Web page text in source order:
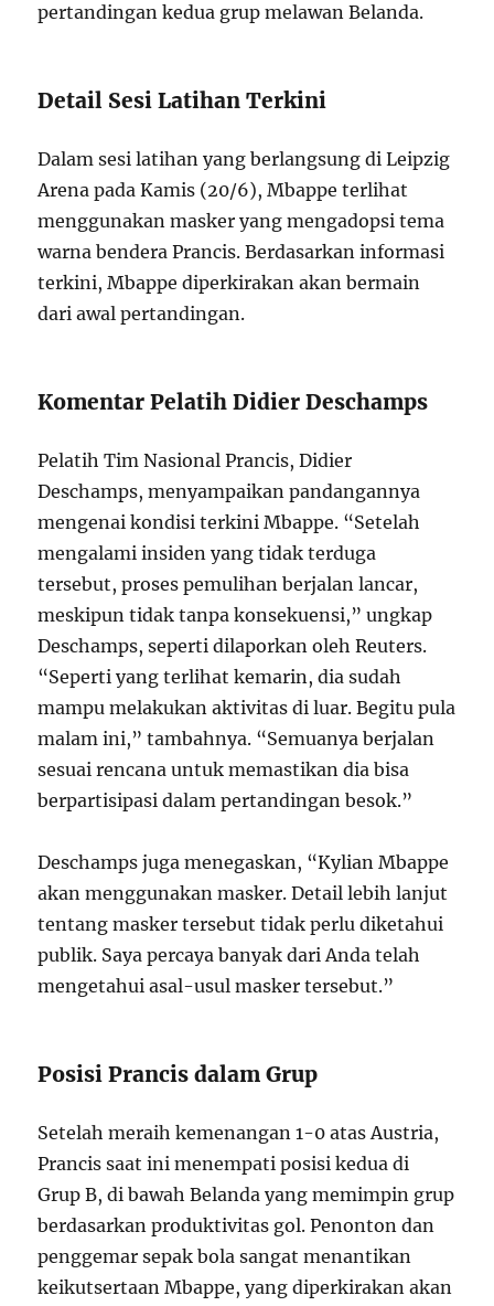
pertandingan kedua grup melawan Belanda.
Detail Sesi Latihan Terkini
Dalam sesi latihan yang berlangsung di Leipzig
Arena pada Kamis (20/6), Mbappe terlihat
menggunakan masker yang mengadopsi tema
warna bendera Prancis. Berdasarkan informasi
terkini, Mbappe diperkirakan akan bermain
dari awal pertandingan.
Komentar Pelatih Didier Deschamps
Pelatih Tim Nasional Prancis, Didier
Deschamps, menyampaikan pandangannya
mengenai kondisi terkini Mbappe. “Setelah
mengalami insiden yang tidak terduga
tersebut, proses pemulihan berjalan lancar,
meskipun tidak tanpa konsekuensi,” ungkap
Deschamps, seperti dilaporkan oleh Reuters.
“Seperti yang terlihat kemarin, dia sudah
mampu melakukan aktivitas di luar. Begitu pula
malam ini,” tambahnya. “Semuanya berjalan
sesuai rencana untuk memastikan dia bisa
berpartisipasi dalam pertandingan besok.”
Deschamps juga menegaskan, “Kylian Mbappe
akan menggunakan masker. Detail lebih lanjut
tentang masker tersebut tidak perlu diketahui
publik. Saya percaya banyak dari Anda telah
mengetahui asal-usul masker tersebut.”
Posisi Prancis dalam Grup
Setelah meraih kemenangan 1-0 atas Austria,
Prancis saat ini menempati posisi kedua di
Grup B, di bawah Belanda yang memimpin grup
berdasarkan produktivitas gol. Penonton dan
penggemar sepak bola sangat menantikan
keikutsertaan Mbappe, yang diperkirakan akan